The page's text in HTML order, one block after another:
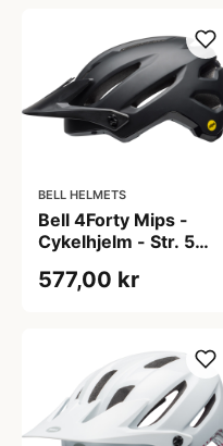
BELL HELMETS
Bell 4Forty Mips -
Cykelhjelm - Str. 59-
Sort
577,00 kr